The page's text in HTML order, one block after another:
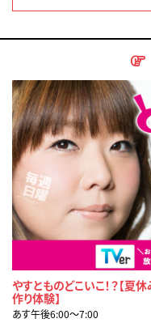
やすとものどこいこ！？【夏
作り体験】
あす午後6:00〜7:00